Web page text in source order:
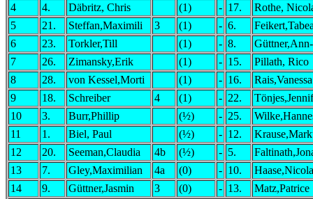
4
4. Däbritz, Chris (1) - 17.
Rothe,
5
21. Steffan,Maximili 3 (1) - 6.
6
23. Torkler,Till (1) - 8.
7
26. Zimansky,Erik (1) - 15.
Pillath, Rico
8
28. von Kessel,Morti (1) - 16.
Rais,Vanessa
9
18. Schreiber 4 (1) - 22.
10
3. Burr,Phillip (½) - 25.
11
1. Biel, Paul (½) - 12.
12
20. Seeman,Claudia 4b (½) - 5.
13
7. Gley,Maximilian 4a (0) - 10.
14
9. Güttner,Jasmin 3 (0) - 13. Matz,Patrice